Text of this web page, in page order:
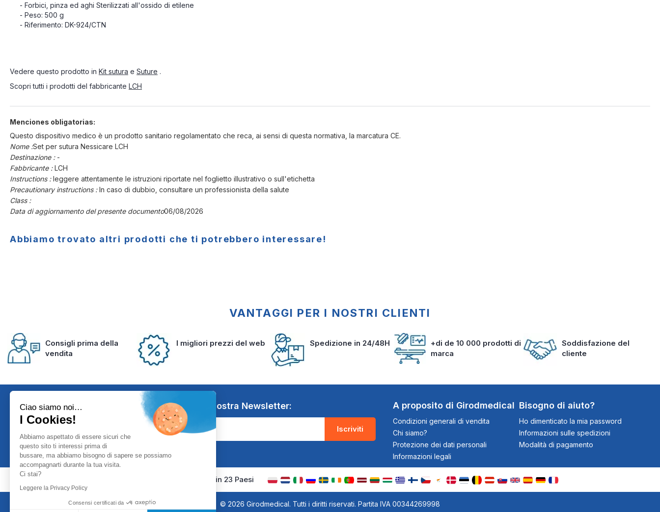
- Forbici, pinza ed aghi Sterilizzati all'ossido di etilene
- Peso: 500 g
- Riferimento: DK-924/CTN
Vedere questo prodotto in Kit sutura e Suture .
Scopri tutti i prodotti del fabbricante LCH
Menciones obligatorias:
Questo dispositivo medico è un prodotto sanitario regolamentato che reca, ai sensi di questa normativa, la marcatura CE.
Nome :Set per sutura Nessicare LCH
Destinazione : -
Fabbricante :LCH
Instructions :leggere attentamente le istruzioni riportate nel foglietto illustrativo o sull'etichetta
Precautionary instructions :In caso di dubbio, consultare un professionista della salute
Class :
Data di aggiornamento del presente documento06/08/2026
Abbiamo trovato altri prodotti che ti potrebbero interessare!
VANTAGGI PER I NOSTRI CLIENTI
Consigli prima della
vendita
I migliori prezzi del web Spedizione in 24/48H
+di de 10 000 prodotti di
marca
Soddisfazione del
cliente
Iscriviti alla nostra Newsletter:
Iscriviti
A proposito di Girodmedical
Condizioni generali di vendita
Chi siamo?
Protezione dei dati personali
Informazioni legali
Bisogno di aiuto?
Ho dimenticato la mia password
Informazioni sulle spedizioni
Modalità di pagamento
Girodmedical è presente anche in 23 Paesi
© 2026 Girodmedical. Tutti i diritti riservati. Partita IVA 00344269998
Ciao siamo noi…
I Cookies!
Abbiamo aspettato di essere sicuri che
questo sito ti interessi prima di
bussare, ma abbiamo bisogno di sapere se possiamo
accompagnarti durante la tua visita.
Ci stai?
Leggere la Privacy Policy
Consensi certificati da